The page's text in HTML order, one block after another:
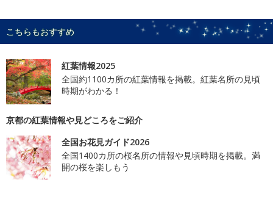
こちらもおすすめ
紅葉情報2025
全国約1100カ所の紅葉情報を掲載。紅葉名所の見頃
時期がわかる！
京都の紅葉情報や見どころをご紹介
全国お花見ガイド2026
全国1400カ所の桜名所の情報や見頃時期を掲載。満
開の桜を楽しもう